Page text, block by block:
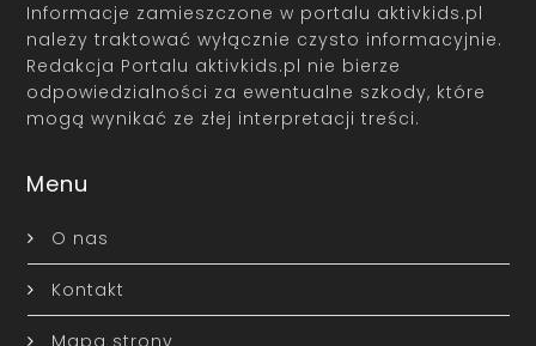
Informacje zamieszczone w portalu aktivkids.pl
należy traktować wyłącznie czysto informacyjnie.
Redakcja Portalu aktivkids.pl nie bierze
odpowiedzialności za ewentualne szkody, które
mogą wynikać ze złej interpretacji treści.
Menu
O nas
Kontakt